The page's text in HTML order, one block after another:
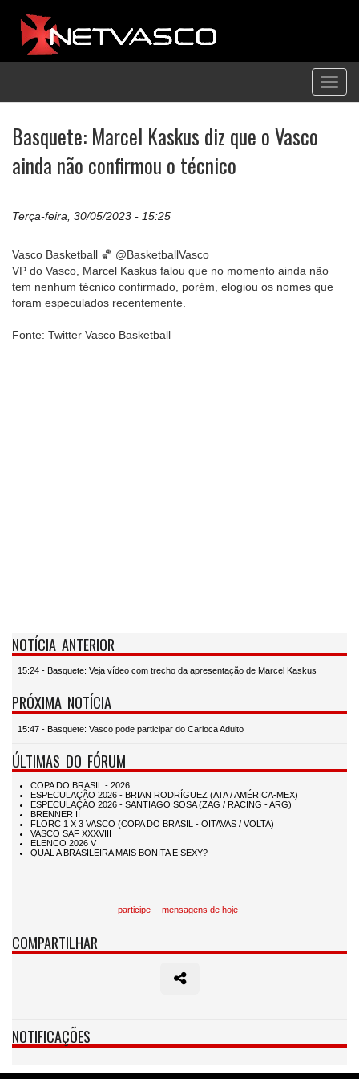
Basquete: Marcel Kaskus diz que o Vasco
ainda não confirmou o técnico
Terça-feira, 30/05/2023 - 15:25
Vasco Basketball 🏀 @BasketballVasco
VP do Vasco, Marcel Kaskus falou que no momento ainda não
tem nenhum técnico confirmado, porém, elogiou os nomes que
foram especulados recentemente.
Fonte: Twitter Vasco Basketball
NOTÍCIA ANTERIOR
15:24 - Basquete: Veja vídeo com trecho da apresentação de Marcel Kaskus
PRÓXIMA NOTÍCIA
15:47 - Basquete: Vasco pode participar do Carioca Adulto
ÚLTIMAS DO FÓRUM
participe mensagens de hoje
COMPARTILHAR
NOTIFICAÇÕES